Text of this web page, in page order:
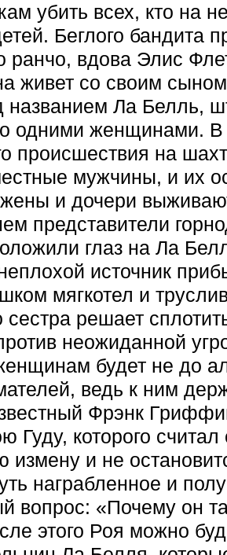
убить всех, кто на
Беглого бандита
ранчо, вдова Элис
живет со своим
названием Ла Белль,
одними женщинами. В
происшествия на
мужчины, и их
и дочери
представители
глаз на Ла
источник
мягкотел и
сестра решает
неожиданной
будет не до
ведь к ним
Фрэнк
Гуду, которого
измену и не
награбленное и
вопрос: «Почему он
этого Роя можно